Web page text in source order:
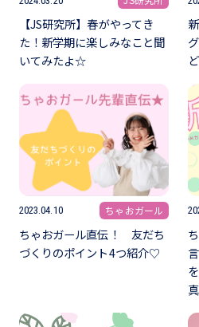
【JS研究所】春がやってき
た！新学期に楽しみなこと聞
いてみたよ☆
2023.04.10 ちゃおガール
ちゃおガール直伝！ 友だち
づくりのポイント4つ紹介♡